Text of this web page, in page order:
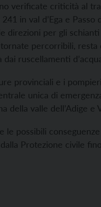
verificate criticità al
in val d’Ega e Passo
direzioni per gli
percorribili, resta
ruscellamenti
provinciali e i
unica di
della valle dell’Adige e
possibili conseguenze
Protezione civile